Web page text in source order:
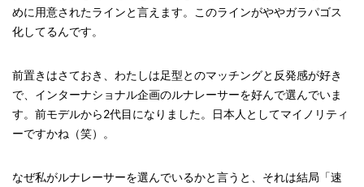
めに用意されたラインと言えます。このラインがややガラパゴス
化してるんです。
前置きはさておき、わたしは足型とのマッチングと反発感が好き
で、インターナショナル企画のルナレーサーを好んで選んでいま
す。前モデルから2代目になりました。日本人としてマイノリティ
ーですかね（笑）。
なぜ私がルナレーサーを選んでいるかと言うと、それは結局「速